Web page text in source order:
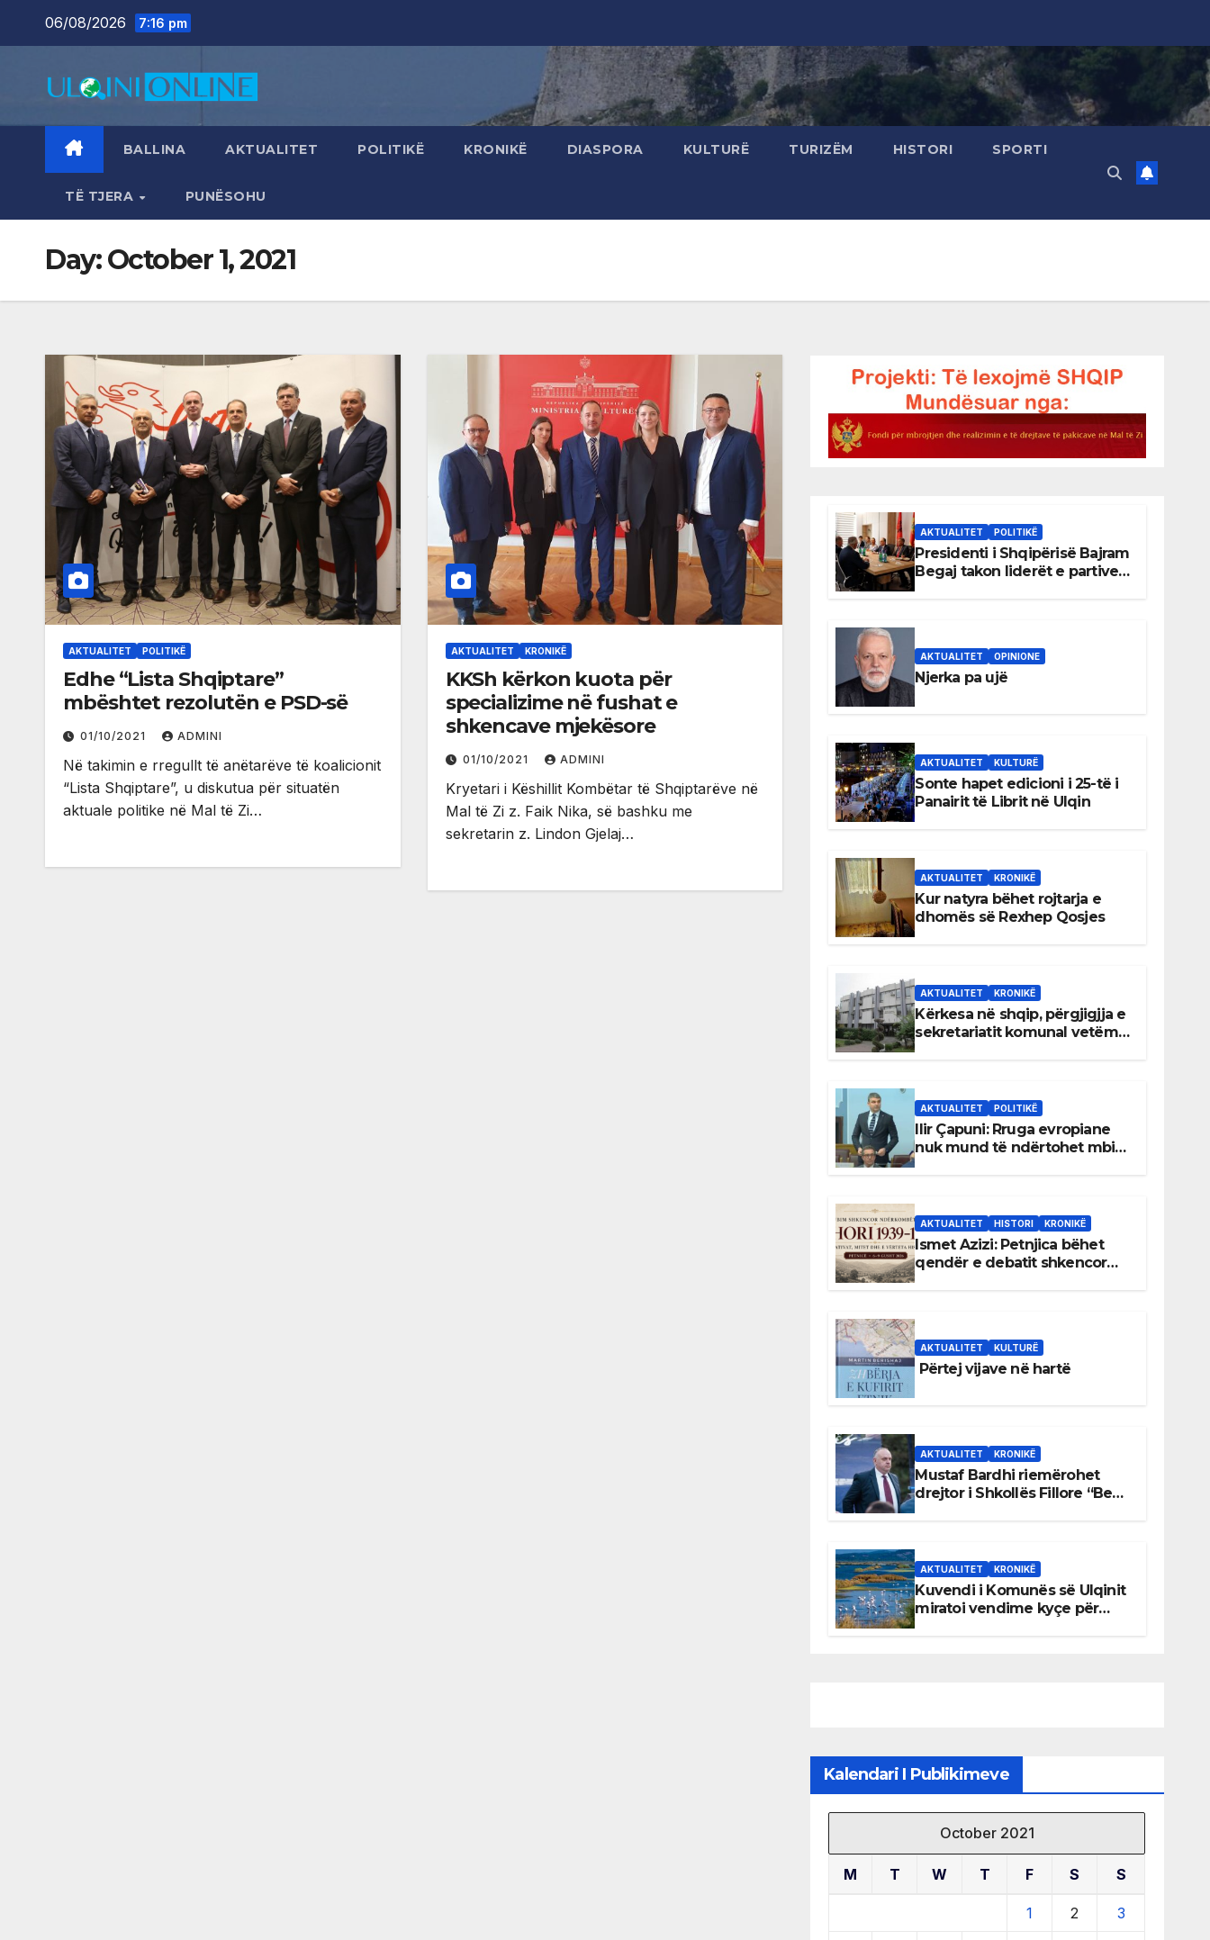
06/08/2026 7:16 pm
BALLINA AKTUALITET POLITIKË KRONIKË DIASPORA KULTURË TURIZËM HISTORI SPORTI
TË TJERA PUNËSOHU
Day:October 1, 2021
AKTUALITET POLITIKË
Edhe “Lista Shqiptare”
mbështet rezolutën e PSD-së
01/10/2021 ADMINI
Në takimin e rregullt të anëtarëve të koalicionit
“Lista Shqiptare”, u diskutua për situatën
aktuale politike në Mal të Zi…
AKTUALITET KRONIKË
KKSh kërkon kuota për
specializime në fushat e
shkencave mjekësore
01/10/2021 ADMINI
Kryetari i Këshillit Kombëtar të Shqiptarëve në
Mal të Zi z. Faik Nika, së bashku me
sekretarin z. Lindon Gjelaj…
AKTUALITET POLITIKË
Presidenti i Shqipërisë Bajram
Begaj takon liderët e partive
AKTUALITET OPINIONE
Njerka pa ujë
AKTUALITET KULTURË
Sonte hapet edicioni i 25-të i
Panairit të Librit në Ulqin
AKTUALITET KRONIKË
Kur natyra bëhet rojtarja e
dhomës së Rexhep Qosjes
AKTUALITET KRONIKË
Kërkesa në shqip, përgjigjja e
sekretariatit komunal vetëm
AKTUALITET POLITIKË
Ilir Çapuni: Rruga evropiane
nuk mund të ndërtohet mbi
AKTUALITET HISTORI KRONIKË
Ismet Azizi: Petnjica bëhet
qendër e debatit shkencor
AKTUALITET KULTURË
Përtej vijave në hartë
AKTUALITET KRONIKË
Mustaf Bardhi riemërohet
drejtor i Shkollës Fillore “Bedri
AKTUALITET KRONIKË
Kuvendi i Komunës së Ulqinit
miratoi vendime kyçe për
Kalendari I Publikimeve
October 2021
M T W T F S S
1 2 3